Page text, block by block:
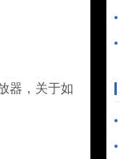
器，关于如